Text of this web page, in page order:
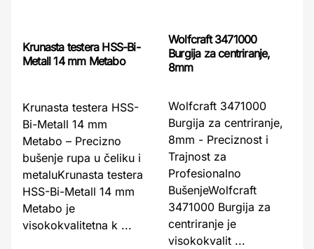
Krunasta testera HSS-Bi-
Metall 14 mm Metabo
Krunasta testera HSS-
Bi-Metall 14 mm
Metabo – Precizno
bušenje rupa u čeliku i
metaluKrunasta testera
HSS-Bi-Metall 14 mm
Metabo je
visokokvalitetna k ...
Wolfcraft 3471000
Burgija za centriranje,
8mm
Wolfcraft 3471000
Burgija za centriranje,
8mm - Preciznost i
Trajnost za
Profesionalno
BušenjeWolfcraft
3471000 Burgija za
centriranje je
visokokvalit ...